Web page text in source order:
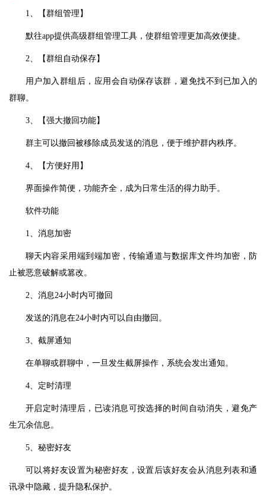
1、【群组管理】
默往app提供高级群组管理工具，使群组管理更加高效便捷。
2、【群组自动保存】
用户加入群组后，应用会自动保存该群，避免找不到已加入的
群聊。
3、【强大撤回功能】
群主可以撤回被移除成员发送的消息，便于维护群内秩序。
4、【方便好用】
界面操作简便，功能齐全，成为日常生活的得力助手。
软件功能
1、消息加密
聊天内容采用端到端加密，传输通道与数据库文件均加密，防
止被恶意破解或篡改。
2、消息24小时内可撤回
发送的消息在24小时内可以自由撤回。
3、截屏通知
在单聊或群聊中，一旦发生截屏操作，系统会发出通知。
4、定时清理
开启定时清理后，已读消息可按选择的时间自动消失，避免产
生冗余信息。
5、秘密好友
可以将好友设置为秘密好友，设置后该好友会从消息列表和通
讯录中隐藏，提升隐私保护。